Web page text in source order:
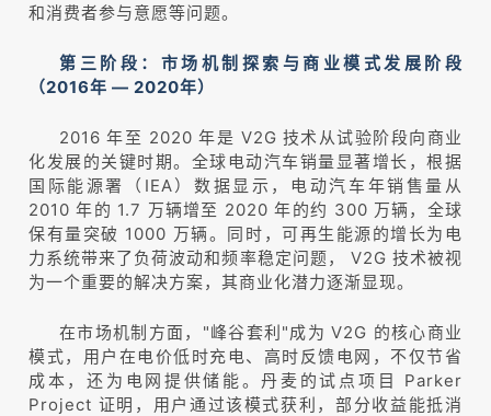
和消费者参与意愿等问题。
第三阶段：市场机制探索与商业模式发展阶段
（2016年 — 2020年）
2016 年至 2020 年是 V2G 技术从试验阶段向商业
化发展的关键时期。全球电动汽车销量显著增长，根据
国际能源署（IEA）数据显示，电动汽车年销售量从
2010 年的 1.7 万辆增至 2020 年的约 300 万辆，全球
保有量突破 1000 万辆。同时，可再生能源的增长为电
力系统带来了负荷波动和频率稳定问题， V2G 技术被视
为一个重要的解决方案，其商业化潜力逐渐显现。
在市场机制方面，"峰谷套利"成为 V2G 的核心商业
模式，用户在电价低时充电、高时反馈电网，不仅节省
成本，还为电网提供储能。丹麦的试点项目 Parker
Project 证明，用户通过该模式获利，部分收益能抵消